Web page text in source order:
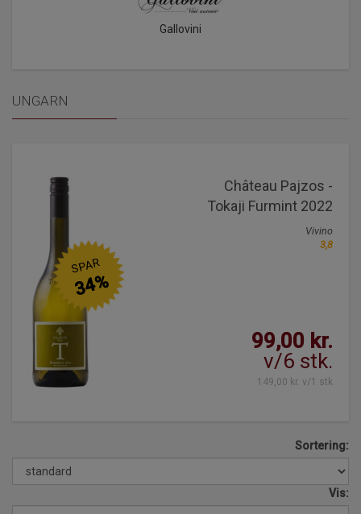
Gallovini
UNGARN
Château Pajzos -
Tokaji Furmint 2022
Vivino
3,8
99,00 kr.
v/6 stk.
149,00 kr. v/1 stk
SPAR
34%
Sortering:
Vis: